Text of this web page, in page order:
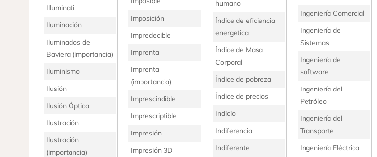
Illuminati
Iluminación
Iluminados de
Baviera (importancia)
Iluminismo
Ilusión
Ilusión Óptica
Ilustración
Ilustración
(importancia)
Imposición
Impredecible
Imprenta
Imprenta
(importancia)
Imprescindible
Imprescriptible
Impresión
Impresión 3D
humano
Índice de eficiencia
energética
Índice de Masa
Corporal
Índice de pobreza
Índice de precios
Indicio
Indiferencia
Indiferente
Ingeniería Comercial
Ingeniería de
Sistemas
Ingeniería de
software
Ingeniería del
Petróleo
Ingeniería del
Transporte
Ingeniería Eléctrica